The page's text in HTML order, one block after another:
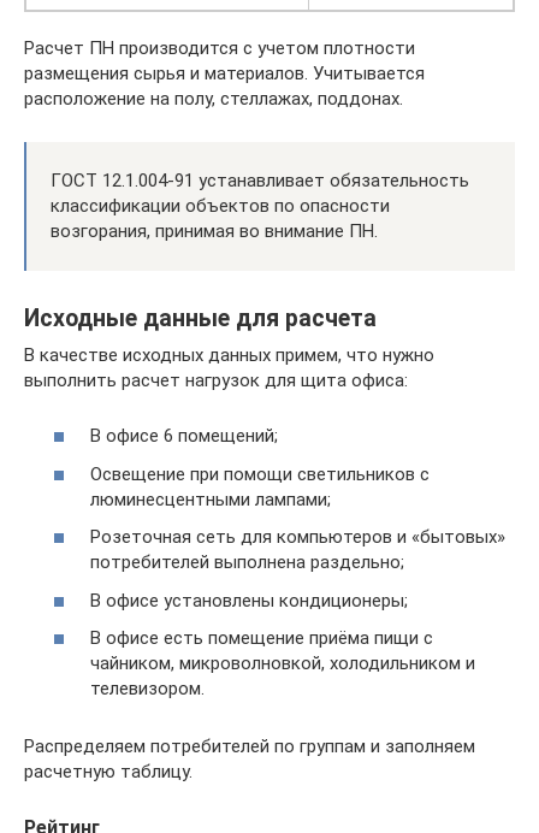
Расчет ПН производится с учетом плотности
размещения сырья и материалов. Учитывается
расположение на полу, стеллажах, поддонах.
ГОСТ 12.1.004-91 устанавливает обязательность
классификации объектов по опасности
возгорания, принимая во внимание ПН.
Исходные данные для расчета
В качестве исходных данных примем, что нужно
выполнить расчет нагрузок для щита офиса:
В офисе 6 помещений;
Освещение при помощи светильников с
люминесцентными лампами;
Розеточная сеть для компьютеров и «бытовых»
потребителей выполнена раздельно;
В офисе установлены кондиционеры;
В офисе есть помещение приёма пищи с
чайником, микроволновкой, холодильником и
телевизором.
Распределяем потребителей по группам и заполняем
расчетную таблицу.
Рейтинг